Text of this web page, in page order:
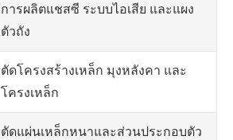
การผลิตแชสซี ระบบไอเสีย และแผง
ตัวถัง
ตัดโครงสร้างเหล็ก มุงหลังคา และ
โครงเหล็ก
ตัดแผ่นเหล็กหนาและส่วนประกอบตัว